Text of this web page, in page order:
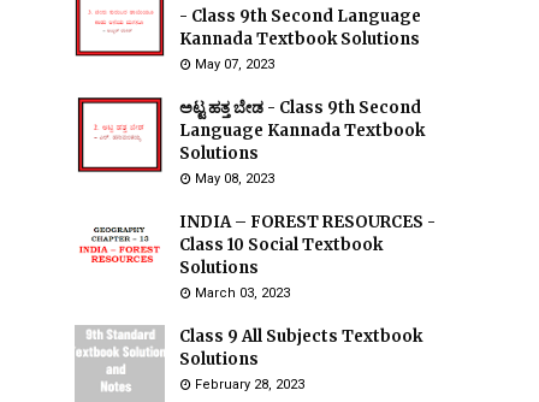
- Class 9th Second Language
Kannada Textbook Solutions
May 07, 2023
ಅಟ್ಟ ಹತ್ತ ಬೇಡ - Class 9th Second
Language Kannada Textbook
Solutions
May 08, 2023
INDIA – FOREST RESOURCES -
Class 10 Social Textbook
Solutions
March 03, 2023
Class 9 All Subjects Textbook
Solutions
February 28, 2023